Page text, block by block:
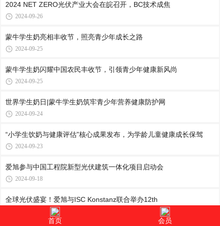
2024 NET ZERO光伏产业大会在皖召开，BC技术成焦
2024-09-26
蒙牛学生奶亮相丰收节，照亮青少年成长之路
2024-09-25
蒙牛学生奶闪耀中国农民丰收节，引领青少年健康新风尚
2024-09-25
世界学生奶日|蒙牛学生奶筑牢青少年营养健康防护网
2024-09-24
“小学生饮奶与健康评估”核心成果发布，为学龄儿童健康成长保驾
2024-09-23
爱旭参与中国工程院新型光伏建筑一体化项目启动会
2024-09-18
全球光伏盛宴！爱旭与ISC Konstanz联合举办12th
首页 会员